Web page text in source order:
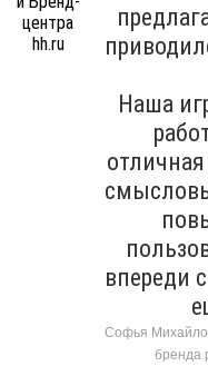
Наша
впереди
Софья
бренда